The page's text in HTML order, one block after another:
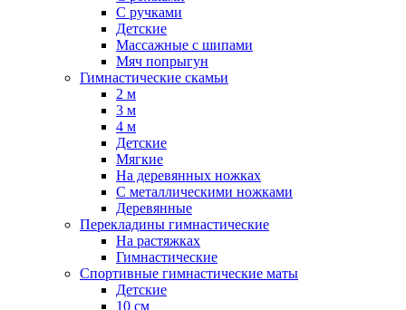
С ручками
Детские
Массажные с шипами
Мяч попрыгун
Гимнастические скамьи
2 м
3 м
4 м
Детские
Мягкие
На деревянных ножках
С металлическими ножками
Деревянные
Перекладины гимнастические
На растяжках
Гимнастические
Спортивные гимнастические маты
Детские
10 см